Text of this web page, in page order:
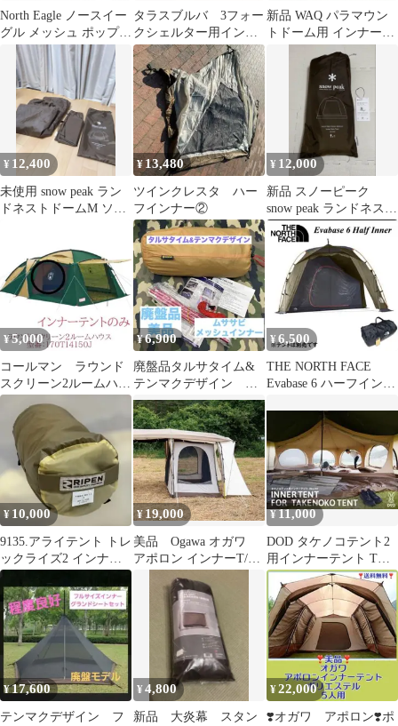
North Eagle ノースイー
グル メッシュ ポップア
ップテント 1人用
タラスブルバ 3フォー
クシェルター用インナ
ーテントA
新品 WAQ パラマウン
トドーム用 インナーテ
¥ 12,400
未使用 snow peak ラン
ドネストドームM ソロ
¥ 13,480
ツインクレスタ ハー
フインナー②
¥ 12,000
新品 スノーピーク
snow peak ランドネスト
ドームM ソロインナー
テント
¥5,000
コールマン ラウンド
スクリーン2ルームハウ
ス インナーテント
¥6,900
廃盤品タルサタイム&
テンマクデザイン ム
ササビメッシュインナ
ー MF-GN-1
¥6,500
THE NORTH FACE
Evabase 6 ハーフインナ
¥ 10,000
9135.アライテント トレ
ックライズ2 インナー
テントのみ
¥ 19,000
美品 Ogawa オガワ
アポロン インナーT/C
¥11,000
DOD タケノコテント2
用インナーテント TN4-
797 新品未開封
¥17,600
テンマクデザイン フ
¥4,800
新品 大炎幕 スタン
¥22,000
❣️オガワ アポロン❣️ポ